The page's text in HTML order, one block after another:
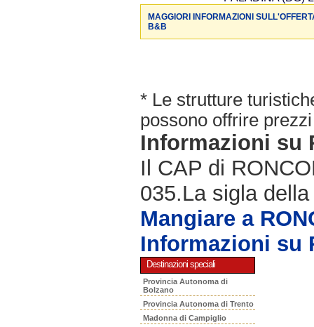
MAGGIORI INFORMAZIONI
B&B
* Le strutture
possono offrire
Informazioni su
Il CAP di
035.La sigla
Mangiare a
Informazioni su
Destinazioni speciali
Provincia Autonoma di
Bolzano
Provincia Autonoma di Trento
Madonna di Campiglio